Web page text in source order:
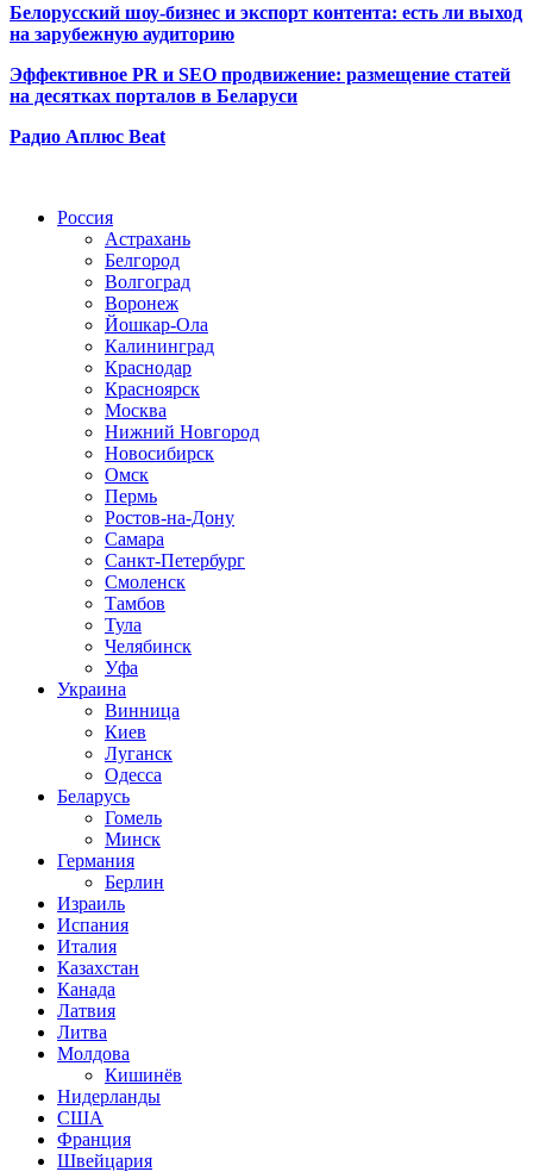
Белорусский шоу-бизнес и экспорт контента: есть ли выход
на зарубежную аудиторию
Эффективное PR и SEO продвижение: размещение статей
на десятках порталов в Беларуси
Радио Аплюс Beat
Россия
Астрахань
Белгород
Волгоград
Воронеж
Йошкар-Ола
Калининград
Краснодар
Красноярск
Москва
Нижний Новгород
Новосибирск
Омск
Пермь
Ростов-на-Дону
Самара
Санкт-Петербург
Смоленск
Тамбов
Тула
Челябинск
Уфа
Украина
Винница
Киев
Луганск
Одесса
Беларусь
Гомель
Минск
Германия
Берлин
Израиль
Испания
Италия
Казахстан
Канада
Латвия
Литва
Молдова
Кишинёв
Нидерланды
США
Франция
Швейцария